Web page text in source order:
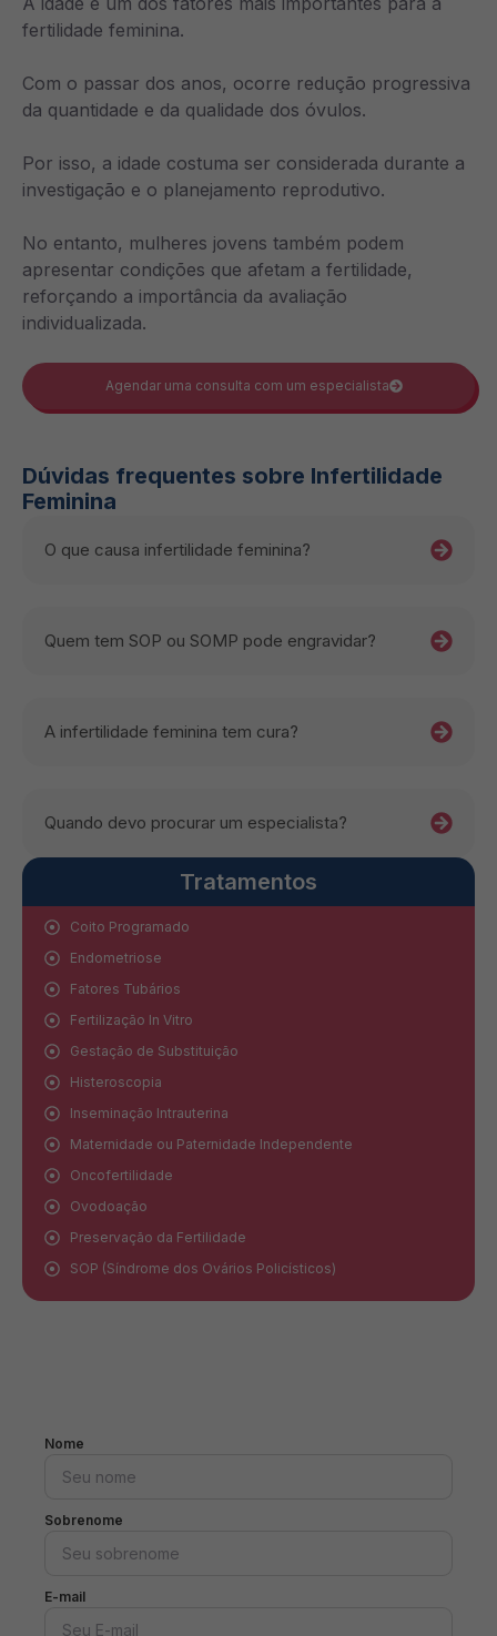
fertilidade feminina.
Com o passar dos anos, ocorre redução progressiva
da quantidade e da qualidade dos óvulos.
Por isso, a idade costuma ser considerada durante a
investigação e o planejamento reprodutivo.
No entanto, mulheres jovens também podem
apresentar condições que afetam a fertilidade,
reforçando a importância da avaliação
individualizada.
Agendar uma consulta com um especialista
Dúvidas frequentes sobre Infertilidade
Feminina
O que causa infertilidade feminina?
Quem tem SOP ou SOMP pode engravidar?
A infertilidade feminina tem cura?
Quando devo procurar um especialista?
Tratamentos
Coito Programado
Endometriose
Fatores Tubários
Fertilização In Vitro
Gestação de Substituição
Histeroscopia
Inseminação Intrauterina
Maternidade ou Paternidade Independente
Oncofertilidade
Ovodoação
Preservação da Fertilidade
SOP (Síndrome dos Ovários Policísticos)
Nome
Sobrenome
E-mail